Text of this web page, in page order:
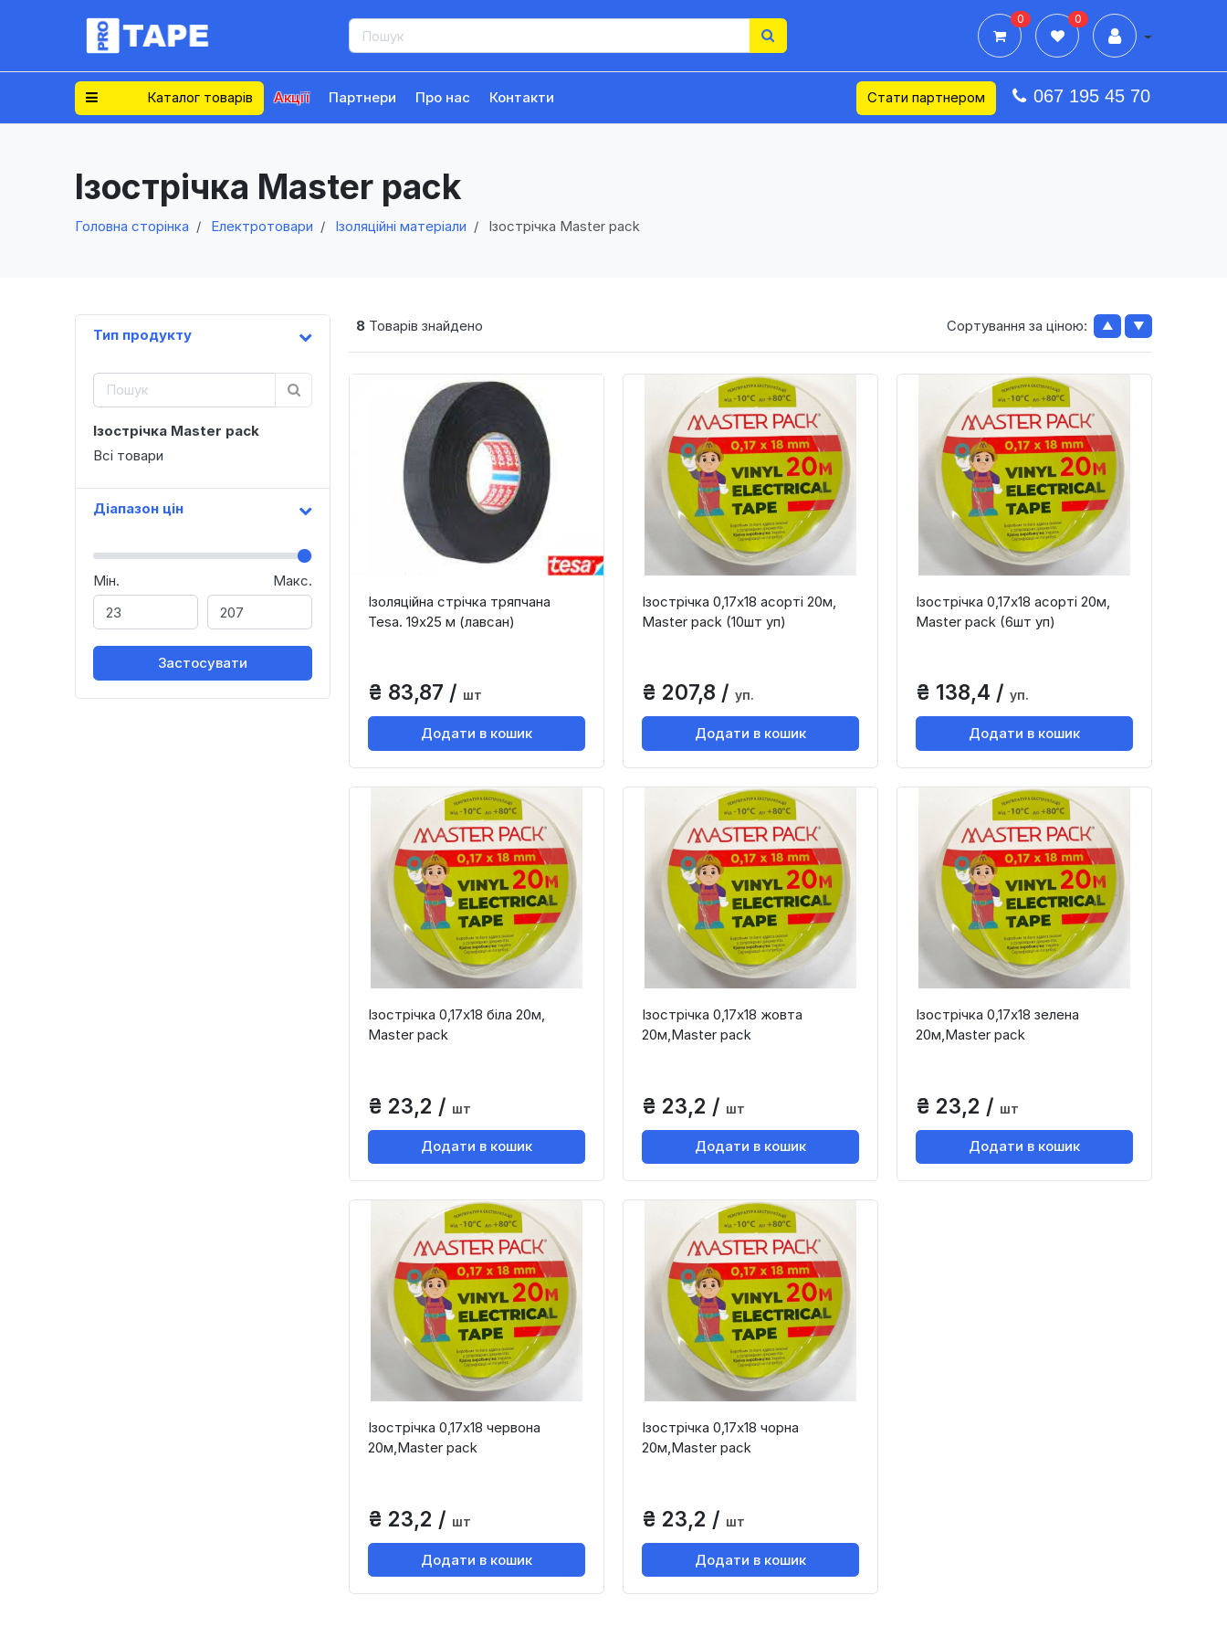
0 0
Каталог товарів Акції Партнери Про нас Контакти Стати партнером 067 195 45 70
Ізострічка Master pack
Головна сторінка Електротовари Ізоляційні матеріали Ізострічка Master pack
Тип продукту
Ізострічка Master pack
Всі товари
Діапазон цін
Мін. Макс.
Застосувати
8Товарів знайдено Сортування за ціною: ▲ ▼
Ізоляційна стрічка тряпчана
Tesa. 19х25 м (лавсан)
₴ 83,87 / шт
Додати в кошик
Ізострічка 0,17х18 асорті 20м,
Master paсk (10шт уп)
₴ 207,8 / уп.
Додати в кошик
Ізострічка 0,17х18 асорті 20м,
Master paсk (6шт уп)
₴ 138,4 / уп.
Додати в кошик
Ізострічка 0,17х18 біла 20м,
Master paсk
₴ 23,2 / шт
Додати в кошик
Ізострічка 0,17х18 жовта
20м,Master paсk
₴ 23,2 / шт
Додати в кошик
Ізострічка 0,17х18 зелена
20м,Master paсk
₴ 23,2 / шт
Додати в кошик
Ізострічка 0,17х18 червона
20м,Master paсk
₴ 23,2 / шт
Додати в кошик
Ізострічка 0,17х18 чорна
20м,Master paсk
₴ 23,2 / шт
Додати в кошик